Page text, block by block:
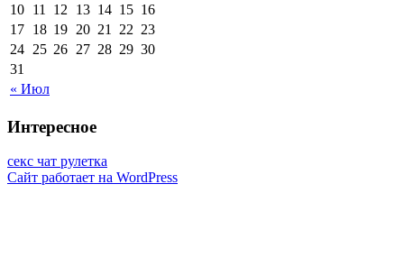
« Июл
10 11 12 13 14 15 16
17 18 19 20 21 22 23
24 25 26 27 28 29 30
31
Интересное
секс чат рулетка
Сайт работает на WordPress